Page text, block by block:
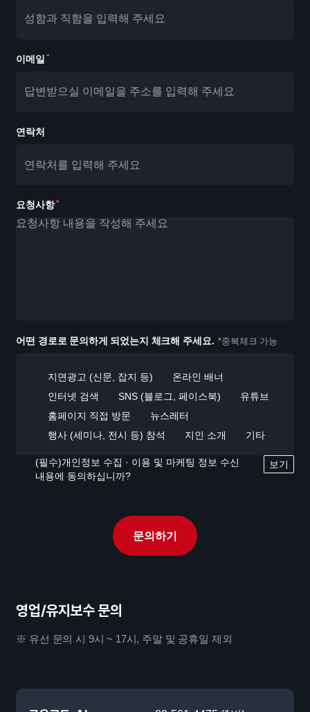
이메일
연락처
요청사항
어떤 경로로 문의하게 되었는지 체크해 주세요. *중복체크 가능
지면광고 (신문, 잡지 등)
온라인 배너
인터넷 검색
SNS (블로그, 페이스북)
유튜브
홈페이지 직접 방문
뉴스레터
행사 (세미나, 전시 등) 참석
지인 소개 기타
(필수)개인정보 수집 · 이용 및 마케팅 정보 수신
내용에 동의하십니까?
보기
문의하기
영업/유지보수 문의
※ 유선 문의 시 9시 ~ 17시, 주말 및 공휴일 제외